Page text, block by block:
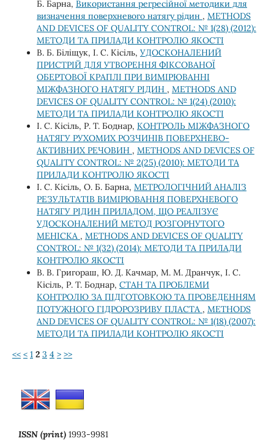
Б. Барна, Використання регресійної методики для
визначення поверхневого натягу рідин , METHODS
AND DEVICES OF QUALITY CONTROL: № 1(28) (2012):
МЕТОДИ ТА ПРИЛАДИ КОНТРОЛЮ ЯКОСТІ
В. Б. Біліщук, І. С. Кісіль, УДОСКОНАЛЕНИЙ
ПРИСТРІЙ ДЛЯ УТВОРЕННЯ ФІКСОВАНОЇ
ОБЕРТОВОЇ КРАПЛІ ПРИ ВИМІРЮВАННІ
МІЖФАЗНОГО НАТЯГУ РІДИН , METHODS AND
DEVICES OF QUALITY CONTROL: № 1(24) (2010):
МЕТОДИ ТА ПРИЛАДИ КОНТРОЛЮ ЯКОСТІ
І. С. Кісіль, Р. Т. Боднар, КОНТРОЛЬ МІЖФАЗНОГО
НАТЯГУ РУХОМИХ РОЗЧИНІВ ПОВЕРХНЕВО-
АКТИВНИХ РЕЧОВИН , METHODS AND DEVICES OF
QUALITY CONTROL: № 2(25) (2010): МЕТОДИ ТА
ПРИЛАДИ КОНТРОЛЮ ЯКОСТІ
І. С. Кісіль, О. Б. Барна, МЕТРОЛОГІЧНИЙ АНАЛІЗ
РЕЗУЛЬТАТІВ ВИМІРЮВАННЯ ПОВЕРХНЕВОГО
НАТЯГУ РІДИН ПРИЛАДОМ, ЩО РЕАЛІЗУЄ
УДОСКОНАЛЕНИЙ МЕТОД РОЗГОРНУТОГО
МЕНІСКА , METHODS AND DEVICES OF QUALITY
CONTROL: № 1(32) (2014): МЕТОДИ ТА ПРИЛАДИ
КОНТРОЛЮ ЯКОСТІ
В. В. Григораш, Ю. Д. Качмар, М. М. Дранчук, І. С.
Кісіль, Р. Т. Боднар, СТАН ТА ПРОБЛЕМИ
КОНТРОЛЮ ЗА ПІДГОТОВКОЮ ТА ПРОВЕДЕННЯМ
ПОТУЖНОГО ГІДРОРОЗРИВУ ПЛАСТА , METHODS
AND DEVICES OF QUALITY CONTROL: № 1(18) (2007):
МЕТОДИ ТА ПРИЛАДИ КОНТРОЛЮ ЯКОСТІ
<< < 1 2 3 4 > >>
ISSN (print) 1993-9981